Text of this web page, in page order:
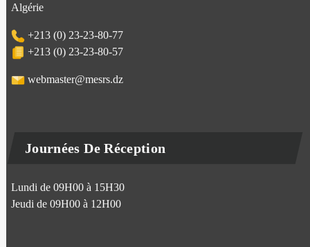
Algérie
+213 (0) 23-23-80-77
+213 (0) 23-23-80-57
webmaster@mesrs.dz
Journées De Réception
Lundi de 09H00 à 15H30
Jeudi de 09H00 à 12H00